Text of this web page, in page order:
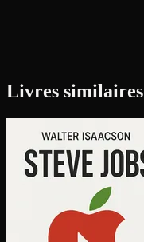
Livres similaires